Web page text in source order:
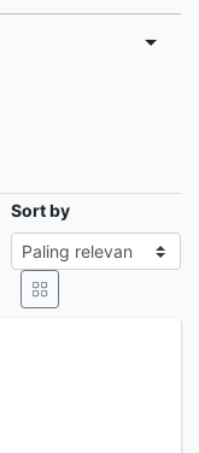
Sort by